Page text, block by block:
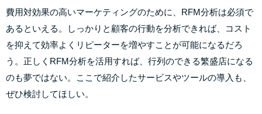
費用対効果の高いマーケティングのために、RFM分析は必須で
あるといえる。しっかりと顧客の行動を分析できれば、コスト
を抑えて効率よくリピーターを増やすことが可能になるだろ
う。正しくRFM分析を活用すれば、行列のできる繁盛店になる
のも夢ではない。ここで紹介したサービスやツールの導入も、
ぜひ検討してほしい。